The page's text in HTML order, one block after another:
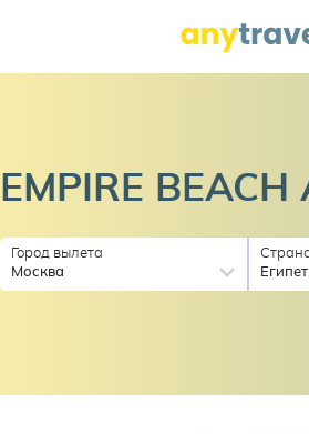
EMPIRE BEACH
Город вылета
Москва
Египет